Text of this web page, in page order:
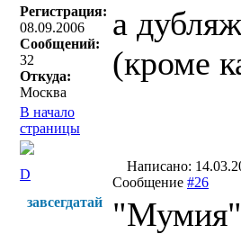
Регистрация:
08.09.2006
Сообщений:
32
Откуда:
Москва
а
(кроме
В начало
страницы
D
Написано:
Сообщение #26
завсегдатай
"Мумия"